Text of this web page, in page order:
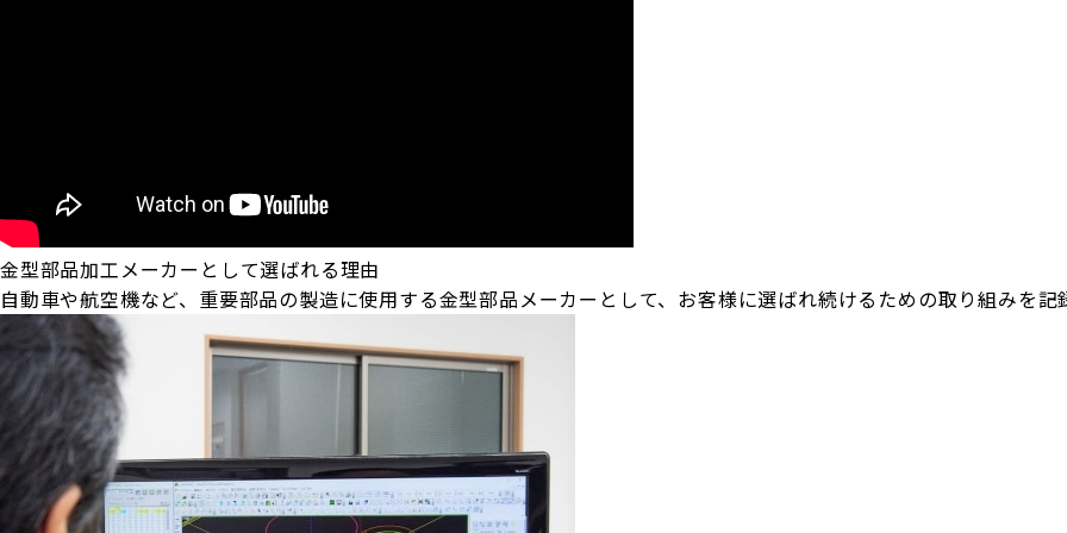
金型部品加工メーカーとして選ばれる理由
自動車や航空機など、重要部品の製造に使用する金型部品メーカーとして、お客様に選ばれ続けるための取り組みを記